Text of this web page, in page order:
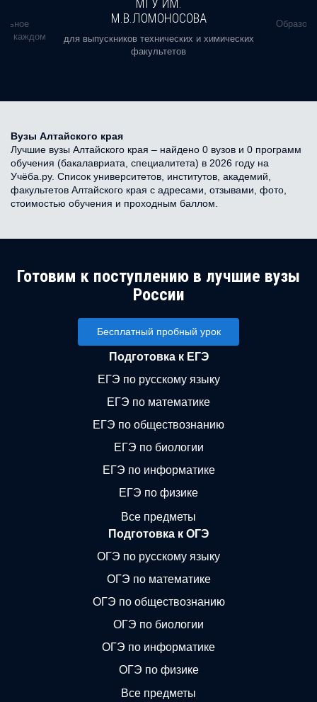
в каждом
МГУ ИМ.
М.В.ЛОМОНОСОВА
для выпускников технических и химических
факультетов
Вузы Алтайского края
Лучшие вузы Алтайского края – найдено 0 вузов и 0 программ
обучения (бакалавриата, специалитета) в 2026 году на
Учёба.ру. Список университетов, институтов, академий,
факультетов Алтайского края с адресами, отзывами, фото,
стоимостью обучения и проходным баллом.
Готовим к поступлению в лучшие вузы
России
Бесплатный пробный урок
Подготовка к ЕГЭ
ЕГЭ по русскому языку
ЕГЭ по математике
ЕГЭ по обществознанию
ЕГЭ по биологии
ЕГЭ по информатике
ЕГЭ по физике
Все предметы
Подготовка к ОГЭ
ОГЭ по русскому языку
ОГЭ по математике
ОГЭ по обществознанию
ОГЭ по биологии
ОГЭ по информатике
ОГЭ по физике
Все предметы